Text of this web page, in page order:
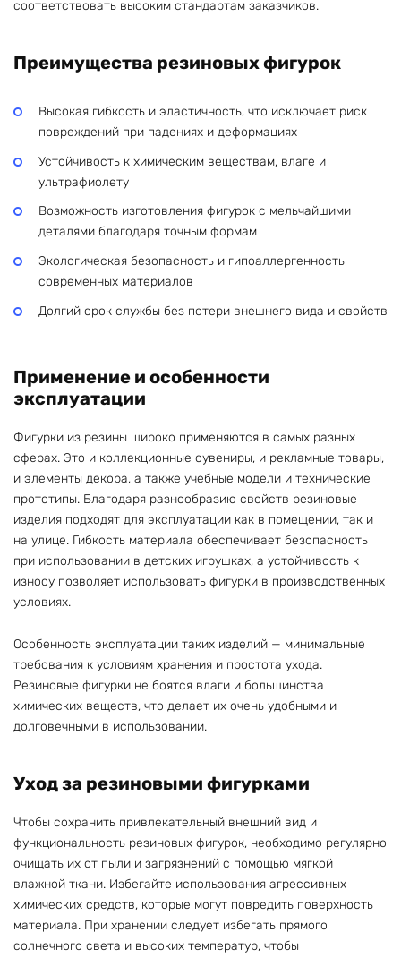
соответствовать высоким стандартам заказчиков.
Преимущества резиновых фигурок
Высокая гибкость и эластичность, что исключает риск
повреждений при падениях и деформациях
Устойчивость к химическим веществам, влаге и
ультрафиолету
Возможность изготовления фигурок с мельчайшими
деталями благодаря точным формам
Экологическая безопасность и гипоаллергенность
современных материалов
Долгий срок службы без потери внешнего вида и свойств
Применение и особенности
эксплуатации
Фигурки из резины широко применяются в самых разных
сферах. Это и коллекционные сувениры, и рекламные товары,
и элементы декора, а также учебные модели и технические
прототипы. Благодаря разнообразию свойств резиновые
изделия подходят для эксплуатации как в помещении, так и
на улице. Гибкость материала обеспечивает безопасность
при использовании в детских игрушках, а устойчивость к
износу позволяет использовать фигурки в производственных
условиях.
Особенность эксплуатации таких изделий — минимальные
требования к условиям хранения и простота ухода.
Резиновые фигурки не боятся влаги и большинства
химических веществ, что делает их очень удобными и
долговечными в использовании.
Уход за резиновыми фигурками
Чтобы сохранить привлекательный внешний вид и
функциональность резиновых фигурок, необходимо регулярно
очищать их от пыли и загрязнений с помощью мягкой
влажной ткани. Избегайте использования агрессивных
химических средств, которые могут повредить поверхность
материала. При хранении следует избегать прямого
солнечного света и высоких температур, чтобы